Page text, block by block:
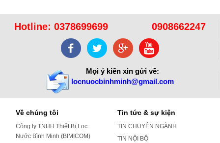
Hotline: 0378699699 0908662247
Mọi ý kiến xin gửi về:
locnuocbinhminh@gmail.com
Về chúng tôi
Công ty TNHH Thiết Bị Lọc
Nước Bình Minh (BIMICOM)
Tin tức & sự kiện
TIN CHUYÊN NGÀNH
TIN NỘI BỘ